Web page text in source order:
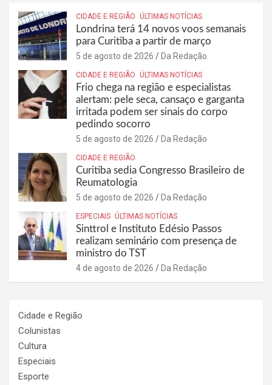
CIDADE E REGIÃO ÚLTIMAS NOTÍCIAS
Londrina terá 14 novos voos semanais
para Curitiba a partir de março
5 de agosto de 2026 Da Redação
CIDADE E REGIÃO ÚLTIMAS NOTÍCIAS
Frio chega na região e especialistas
alertam: pele seca, cansaço e garganta
irritada podem ser sinais do corpo
pedindo socorro
5 de agosto de 2026 Da Redação
CIDADE E REGIÃO
Curitiba sedia Congresso Brasileiro de
Reumatologia
5 de agosto de 2026 Da Redação
ESPECIAIS ÚLTIMAS NOTÍCIAS
Sinttrol e Instituto Edésio Passos
realizam seminário com presença de
ministro do TST
4 de agosto de 2026 Da Redação
Cidade e Região
Colunistas
Cultura
Especiais
Esporte